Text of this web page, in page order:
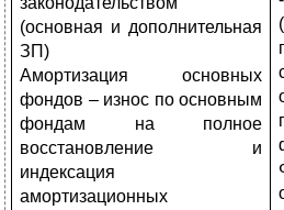
(основная и дополнительная
ЗП)
Амортизация основных
фондов – износ по основным
фондам на полное
восстановление и
индексация
амортизационных